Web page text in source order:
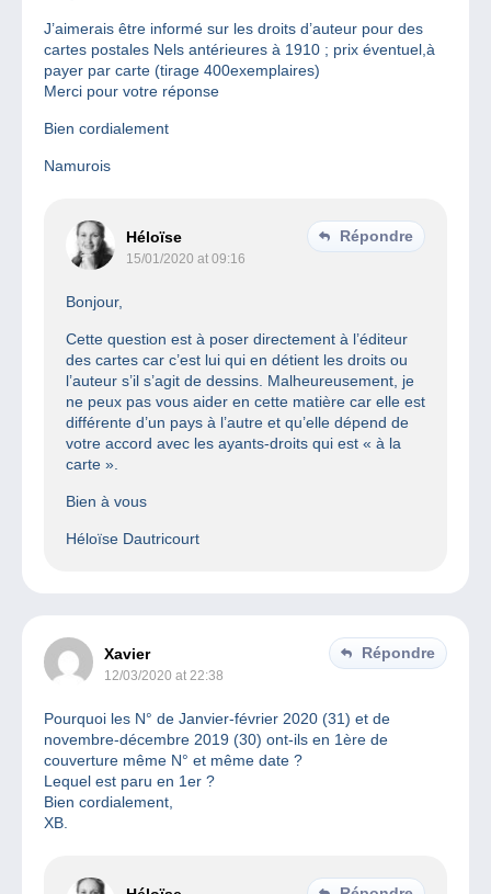
J’aimerais être informé sur les droits d’auteur pour des
cartes postales Nels antérieures à 1910 ; prix éventuel,à
payer par carte (tirage 400exemplaires)
Merci pour votre réponse
Bien cordialement
Namurois
Héloïse
15/01/2020 at 09:16
Répondre
Bonjour,
Cette question est à poser directement à l’éditeur
des cartes car c’est lui qui en détient les droits ou
l’auteur s’il s’agit de dessins. Malheureusement, je
ne peux pas vous aider en cette matière car elle est
différente d’un pays à l’autre et qu’elle dépend de
votre accord avec les ayants-droits qui est « à la
carte ».
Bien à vous
Héloïse Dautricourt
Xavier
12/03/2020 at 22:38
Répondre
Pourquoi les N° de Janvier-février 2020 (31) et de
novembre-décembre 2019 (30) ont-ils en 1ère de
couverture même N° et même date ?
Lequel est paru en 1er ?
Bien cordialement,
XB.